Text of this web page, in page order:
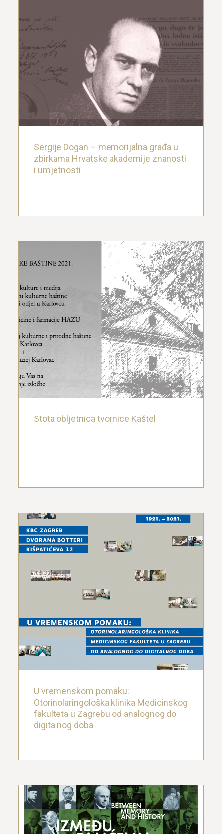
Sergije Dogan – memorijalna građa u
zbirkama Hrvatske akademije znanosti
i umjetnosti
Sergije Dogan – memorijalna građa u
zbirkama Hrvatske akademije znanosti
i umjetnosti
22. studenoga 2022.
Stota obljetnica tvornice Kaštel
Stota obljetnica tvornice Kaštel
U vremenskom pomaku:
Otorinolaringološka klinika Medicinskog
fakulteta u Zagrebu od analognog do
digitalnog doba
Otorinolaringološka klinika Medicinskog
fakulteta u Zagrebu od analognog do
digitalnog doba